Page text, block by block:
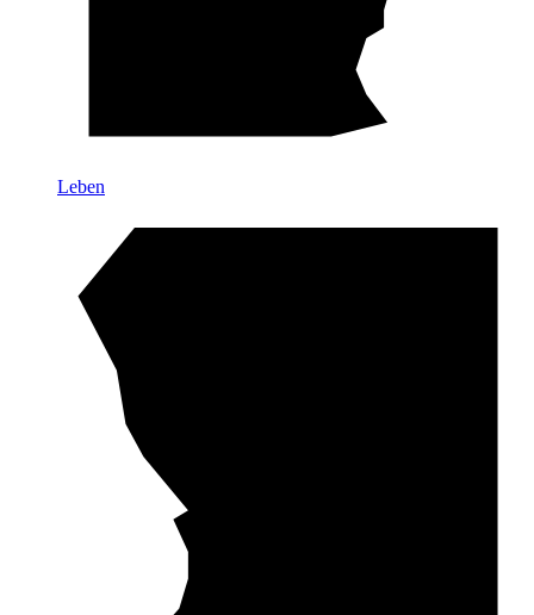
Leben